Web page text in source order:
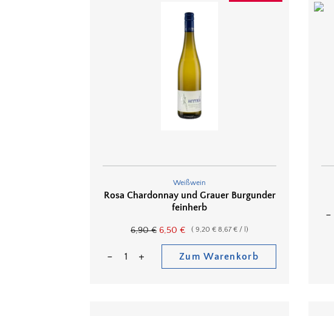
Weißwein
Rosa Chardonnay und Grauer Burgunder
feinherb
6,90€ 6,50 € ( 9,20 € 8,67€ / )
Zum Warenkorb